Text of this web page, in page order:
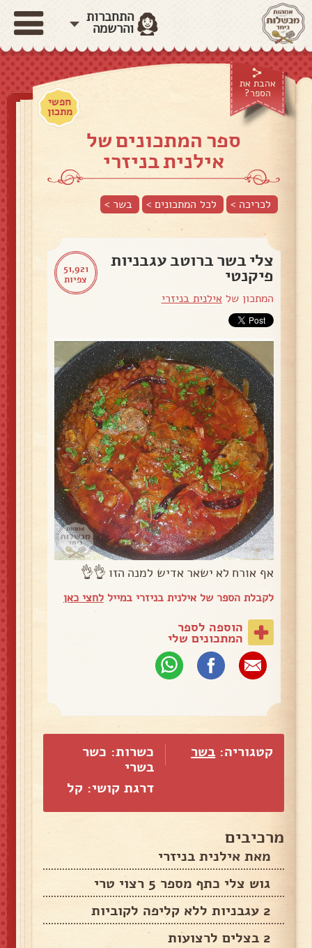
התחברות
והרשמה
אהבת את
הספר?
חפשי
מתכון
ספר המתכונים של
אילנית בניזרי
לכריכה > לכל המתכונים > בשר >
51,921
צפיות
צלי בשר ברוטב עגבניות
פיקנטי
המתכון של אילנית בניזרי
אף אורח לא ישאר אדיש למנה הזו 👌👌
לקבלת הספר של אילנית בניזרי במייללחצי כאן
הוספה לספר
המתכונים שלי
קטגוריה: בשר
כשרות: כשר
בשרי
דרגת קושי: קל
מרכיבים
מאת אילנית בניזרי
גוש צלי כתף מספר 5 רצוי טרי
2 עגבניות ללא קליפה לקוביות
2 בצלים לרצועות